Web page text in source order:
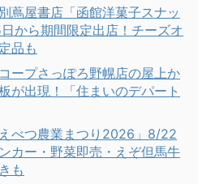
蔦屋書店「函館洋菓子スナッ
から期間限定出店！チーズオ
品も
ープさっぽろ野幌店の屋上か
が出現！「住まいのデパート
えべつ農業まつり2026」8/22
カー・野菜即売・えぞ但馬牛
も